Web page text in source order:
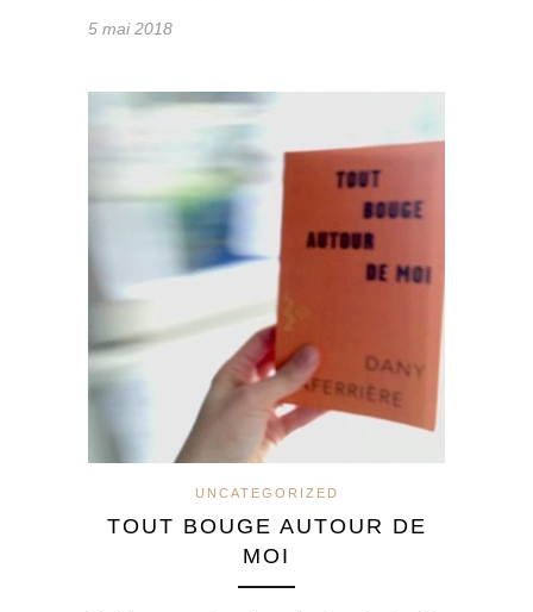
5 mai 2018
UNCATEGORIZED
TOUT BOUGE AUTOUR DE
MOI